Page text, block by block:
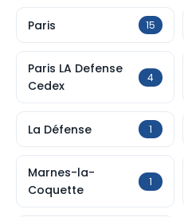
Paris 15
Paris LA Defense
Cedex
4
La Défense 1
Marnes-la-
Coquette
1